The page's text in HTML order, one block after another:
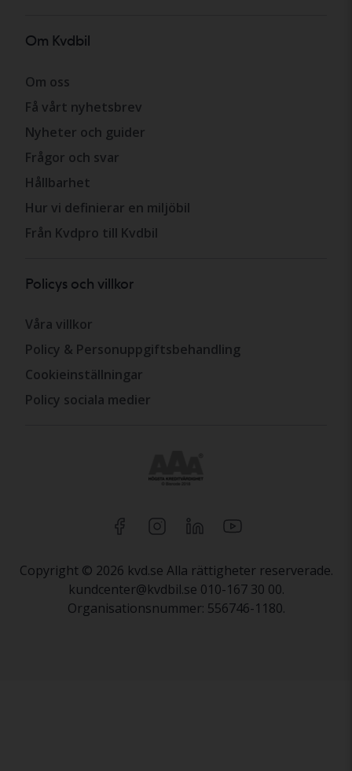
Om Kvdbil
Om oss
Få vårt nyhetsbrev
Nyheter och guider
Frågor och svar
Hållbarhet
Hur vi definierar en miljöbil
Från Kvdpro till Kvdbil
Policys och villkor
Våra villkor
Policy & Personuppgiftsbehandling
Cookieinställningar
Policy sociala medier
Copyright © 2026 kvd.se Alla rättigheter reserverade.
kundcenter@kvdbil.se 010-167 30 00.
Organisationsnummer: 556746-1180.